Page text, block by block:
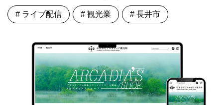
# ライブ配信 # 観光業 # 長井市